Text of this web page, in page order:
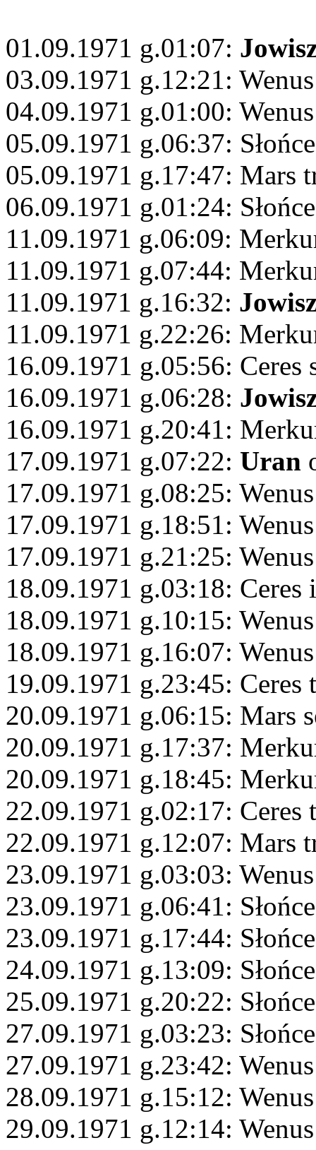
01.09.1971 g.01:07:
03.09.1971 g.12:21:
04.09.1971 g.01:00:
05.09.1971 g.06:37:
05.09.1971 g.17:47: Mars
06.09.1971 g.01:24:
11.09.1971 g.06:09:
11.09.1971 g.07:44:
11.09.1971 g.16:32:
11.09.1971 g.22:26:
16.09.1971 g.05:56: Ceres
16.09.1971 g.06:28:
16.09.1971 g.20:41:
17.09.1971 g.07:22: Uran
17.09.1971 g.08:25:
17.09.1971 g.18:51:
17.09.1971 g.21:25:
18.09.1971 g.03:18: Ceres
18.09.1971 g.10:15:
18.09.1971 g.16:07:
19.09.1971 g.23:45: Ceres
20.09.1971 g.06:15: Mars
20.09.1971 g.17:37:
20.09.1971 g.18:45:
22.09.1971 g.02:17: Ceres
22.09.1971 g.12:07: Mars
23.09.1971 g.03:03:
23.09.1971 g.06:41:
23.09.1971 g.17:44:
24.09.1971 g.13:09:
25.09.1971 g.20:22:
27.09.1971 g.03:23:
27.09.1971 g.23:42:
28.09.1971 g.15:12:
29.09.1971 g.12:14: